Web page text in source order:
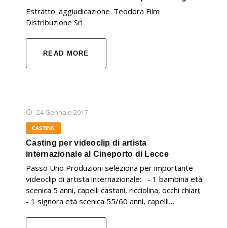
Estratto_aggiudicazione_Teodora Film
Distribuzione Srl
READ MORE
24 Gennaio 2017
CASTING
Casting per videoclip di artista
internazionale al Cineporto di Lecce
Passo Uno Produzioni seleziona per importante
videoclip di artista internazionale: - 1 bambina età
scenica 5 anni, capelli castani, ricciolina, occhi chiari;
- 1 signora età scenica 55/60 anni, capelli…